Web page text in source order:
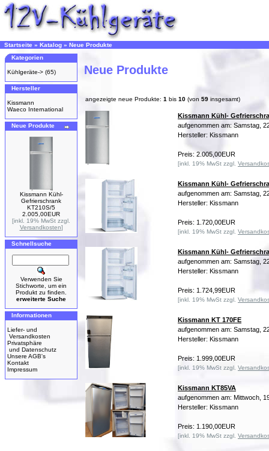
Startseite » Katalog » Neue Produkte
Kategorien
Kühlgeräte-> (65)
Hersteller
Kissmann
Waeco International
Neue Produkte
Kissmann Kühl-
Gefrierschrank
KT210S/5
2.005,00EUR
[inkl. 19% MwSt zzgl.
Versandkosten]
Schnellsuche
Verwenden Sie
Stichworte, um ein
Produkt zu finden.
erweiterte Suche
Informationen
Liefer- und
Versandkosten
Privatsphäre
und Datenschutz
Unsere AGB's
Kontakt
Impressum
Neue Produkte
angezeigte neue Produkte: 1 bis 10 (von 59 insgesamt)
Kissmann Kühl-
aufgenommen am: Samstag,
Hersteller: Kissmann
Preis: 2.005,00EUR
[inkl. 19% MwSt zzgl.
Kissmann Kühl-
aufgenommen am: Samstag,
Hersteller: Kissmann
Preis: 1.720,00EUR
[inkl. 19% MwSt zzgl.
Kissmann Kühl-
aufgenommen am: Samstag,
Hersteller: Kissmann
Preis: 1.724,99EUR
[inkl. 19% MwSt zzgl.
Kissmann KT 170FE
aufgenommen am: Samstag,
Hersteller: Kissmann
Preis: 1.999,00EUR
[inkl. 19% MwSt zzgl.
Kissmann KT85VA
aufgenommen am: Mittwoch,
Hersteller: Kissmann
Preis: 1.190,00EUR
[inkl. 19% MwSt zzgl.